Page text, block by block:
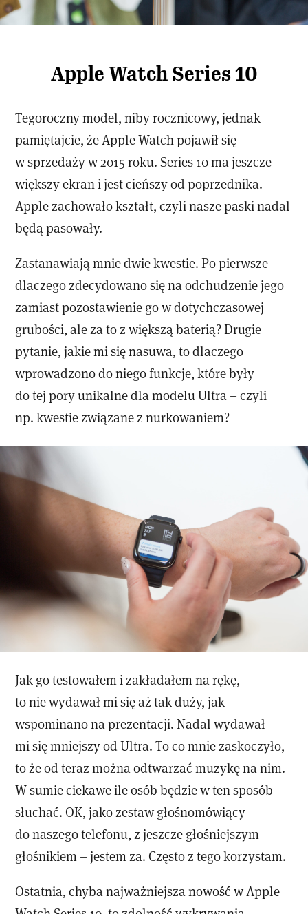
Apple Watch Series 10
Tegoroczny model, niby rocznicowy, jednak
pamiętajcie, że Apple Watch pojawił się
w sprzedaży w 2015 roku. Series 10 ma jeszcze
większy ekran i jest cieńszy od poprzednika.
Apple zachowało kształt, czyli nasze paski nadal
będą pasowały.
Zastanawiają mnie dwie kwestie. Po pierwsze
dlaczego zdecydowano się na odchudzenie jego
zamiast pozostawienie go w dotychczasowej
grubości, ale za to z większą baterią? Drugie
pytanie, jakie mi się nasuwa, to dlaczego
wprowadzono do niego funkcje, które były
do tej pory unikalne dla modelu Ultra – czyli
np. kwestie związane z nurkowaniem?
Jak go testowałem i zakładałem na rękę,
to nie wydawał mi się aż tak duży, jak
wspominano na prezentacji. Nadal wydawał
mi się mniejszy od Ultra. To co mnie zaskoczyło,
to że od teraz można odtwarzać muzykę na nim.
W sumie ciekawe ile osób będzie w ten sposób
słuchać. OK, jako zestaw głośnomówiący
do naszego telefonu, z jeszcze głośniejszym
głośnikiem – jestem za. Często z tego korzystam.
Ostatnia, chyba najważniejsza nowość w Apple